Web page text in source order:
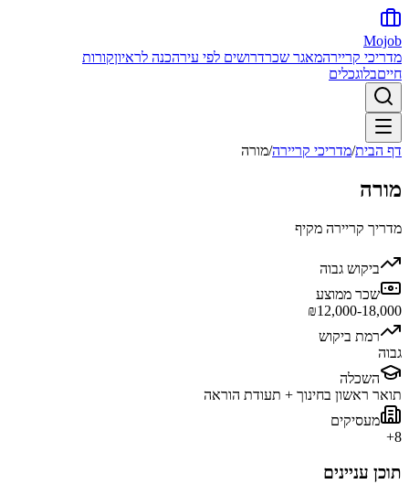
Mojob
מדריכי קריירהמאגר שכרדרושים לפי עירהכנה לראיוןקורות
חייםבלוגכלים
דף הבית/מדריכי קריירה/מורה
מורה
מדריך קריירה מקיף
ביקוש גבוה
שכר ממוצע
₪12,000-18,000
רמת ביקוש
גבוה
השכלה
תואר ראשון בחינוך + תעודת הוראה
מעסיקים
8
+
תוכן עניינים